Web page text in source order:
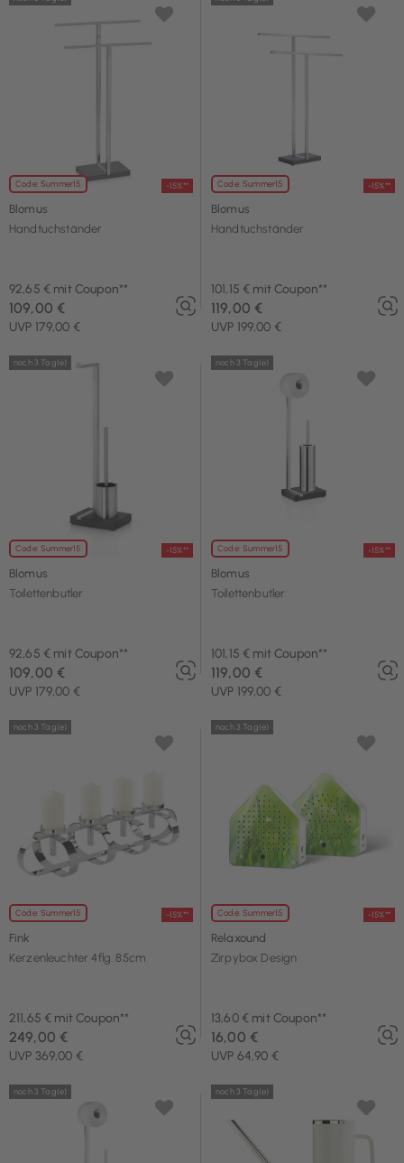
Code: Summer15 -15%**
Blomus
Handtuchständer
92,65 € mit Coupon**
UVP 179,00 €
109,00 €
Code: Summer15 -15%**
Blomus
Handtuchständer
101,15 € mit Coupon**
UVP 199,00 €
119,00 €
Code: Summer15 -15%**
noch 3 Tag(e)
Blomus
Toilettenbutler
92,65 € mit Coupon**
UVP 179,00 €
109,00 €
Code: Summer15 -15%**
noch 3 Tag(e)
Blomus
Toilettenbutler
101,15 € mit Coupon**
UVP 199,00 €
119,00 €
Code: Summer15 -15%**
noch 3 Tag(e)
Fink
Kerzenleuchter 4flg. 85cm
211,65 € mit Coupon**
UVP 369,00 €
249,00 €
Code: Summer15 -15%**
noch 3 Tag(e)
Relaxound
Zirpybox Design
13,60 € mit Coupon**
UVP 64,90 €
16,00 €
noch 3 Tag(e) noch 3 Tag(e)